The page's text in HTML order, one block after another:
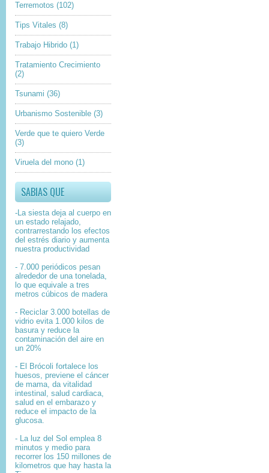
Terremotos (102)
Tips Vitales (8)
Trabajo Hibrido (1)
Tratamiento Crecimiento
(2)
Tsunami (36)
Urbanismo Sostenible (3)
Verde que te quiero Verde
(3)
Viruela del mono (1)
SABIAS QUE
-La siesta deja al cuerpo en
un estado relajado,
contrarrestando los efectos
del estrés diario y aumenta
nuestra productividad
- 7.000 periódicos pesan
alrededor de una tonelada,
lo que equivale a tres
metros cúbicos de madera
- Reciclar 3.000 botellas de
vidrio evita 1.000 kilos de
basura y reduce la
contaminación del aire en
un 20%
- El Brócoli fortalece los
huesos, previene el cáncer
de mama, da vitalidad
intestinal, salud cardiaca,
salud en el embarazo y
reduce el impacto de la
glucosa.
- La luz del Sol emplea 8
minutos y medio para
recorrer los 150 millones de
kilometros que hay hasta la